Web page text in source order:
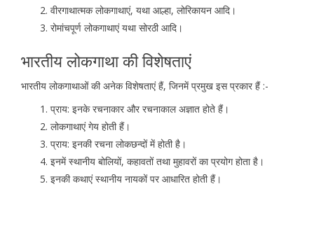
वीरगाथात्मक लोकगाथाएं, यथा आल्हा, लोरिकायन आदि।
रोमांचपूर्ण लोकगाथाएं यथा सोरठी आदि।
भारतीय लोकगाथा की विशेषताएं
भारतीय लोकगाथाओं की अनेक विशेषताएं हैं, जिनमें प्रमुख इस प्रकार हैं :-
प्राय: इनके रचनाकार और रचनाकाल अज्ञात होते हैं।
लोकगाथाएं गेय होती हैं।
प्राय: इनकी रचना लोकछन्दों में होती है।
इनमें स्थानीय बोलियों, कहावतों तथा मुहावरों का प्रयोग होता है।
इनकी कथाएं स्थानीय नायकों पर आधारित होती हैं।